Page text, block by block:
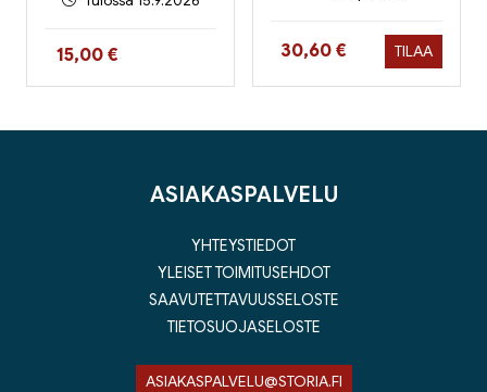
Hinta nyt
15,00 € Hinta nyt
30,60 € TILAA
ASIAKASPALVELU
YHTEYSTIEDOT
YLEISET TOIMITUSEHDOT
SAAVUTETTAVUUSSELOSTE
TIETOSUOJASELOSTE
ASIAKASPALVELU@STORIA.FI